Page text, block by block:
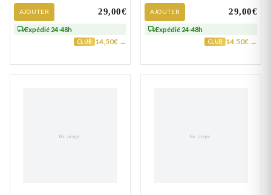
AJOUTER 29,00€
Expédié 24-48h
CLUB 14,50€ →
AJOUTER 29,00€
Expédié 24-48h
CLUB 14,50€ →